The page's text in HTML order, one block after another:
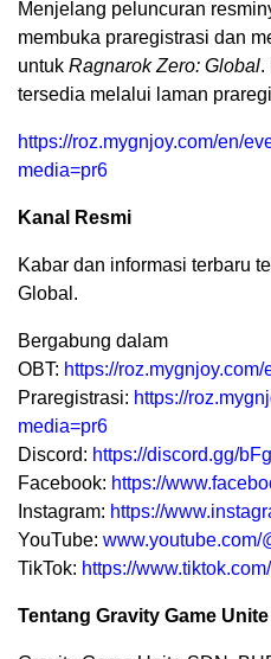
Menjelang peluncuran
membuka praregistrasi dan
untuk Ragnarok Zero: Global.
tersedia melalui laman
https://roz.mygnjoy.com/en/
media=pr6
Kanal Resmi
Kabar dan informasi terbaru
Global.
Bergabung dalam
OBT: https://roz.mygnjoy.com/
Praregistrasi: https://
media=pr6
Discord: https://discord.gg/
Facebook: https://
Instagram: https://
YouTube: www.youtube.com/
TikTok: https://
Tentang Gravity Game